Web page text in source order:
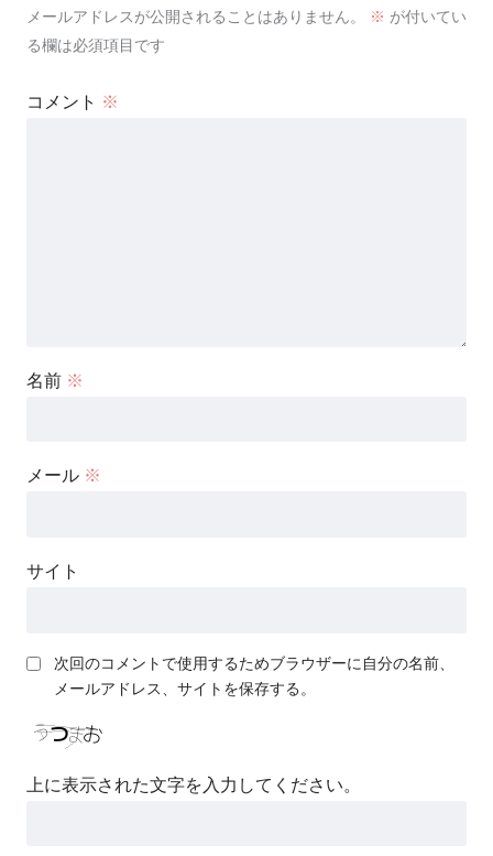
メールアドレスが公開されることはありません。 ※ が付いてい
る欄は必須項目です
コメント ※
名前 ※
メール ※
サイト
次回のコメントで使用するためブラウザーに自分の名前、
メールアドレス、サイトを保存する。
上に表示された文字を入力してください。